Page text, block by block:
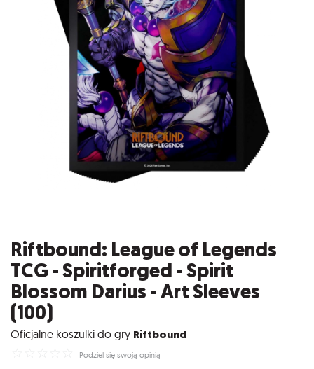
Riftbound: League of Legends
TCG - Spiritforged - Spirit
Blossom Darius - Art Sleeves
(100)
Oficjalne koszulki do gry Riftbound
Podziel się swoją opinią